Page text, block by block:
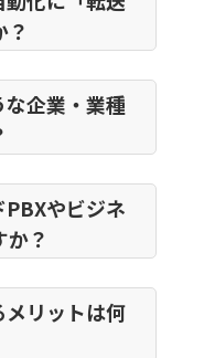
な企業・業種
PBXやビジネ
？
メリットは何